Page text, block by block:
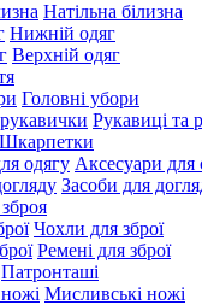
Натільна білизна
Нижній одяг
Верхній одяг
Головні убори
Рукавиці та
Шкарпетки
Аксесуари для
Засоби для
Чохли для зброї
Ремені для зброї
Патронташі
Мисливські ножі